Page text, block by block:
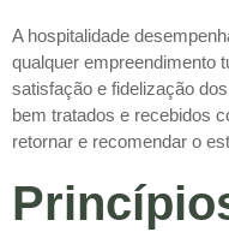
A hospitalidade
qualquer empreendimento
satisfação e fidelização
bem tratados e recebidos
retornar e recomendar o